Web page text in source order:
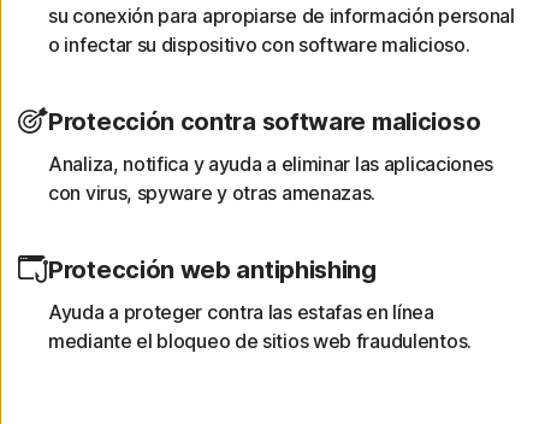
su conexión para apropiarse de información personal
o infectar su dispositivo con software malicioso.
Protección contra software malicioso
Analiza, notifica y ayuda a eliminar las aplicaciones
con virus, spyware y otras amenazas.
Protección web antiphishing
Ayuda a proteger contra las estafas en línea
mediante el bloqueo de sitios web fraudulentos.